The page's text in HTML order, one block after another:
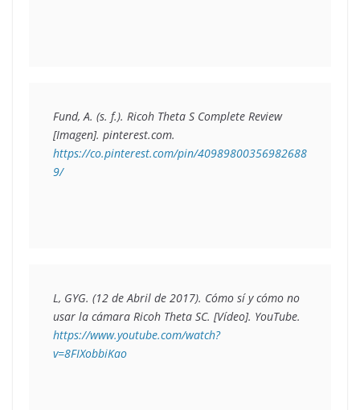
Fund, A. (s. f.). Ricoh Theta S Complete Review
https://co.pinterest.com/pin/40989800356982688
9/
L, GYG. (12 de Abril de 2017). Cómo sí y cómo no
https://www.youtube.com/watch?
v=8FIXobbiKao